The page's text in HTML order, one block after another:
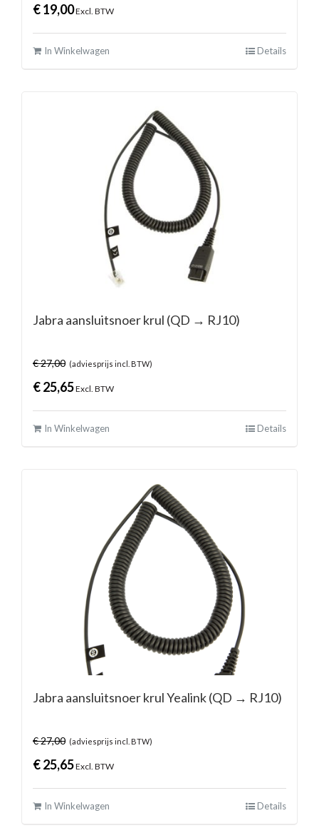
€19,00Excl. BTW
In Winkelwagen Details
Jabra aansluitsnoer krul (QD → RJ10)
€27,00 (adviesprijs incl. BTW)
€25,65Excl. BTW
In Winkelwagen Details
Jabra aansluitsnoer krul Yealink (QD → RJ10)
€27,00 (adviesprijs incl. BTW)
€25,65Excl. BTW
In Winkelwagen Details